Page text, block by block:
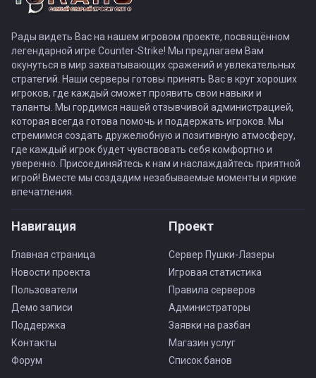
Рады видеть Вас на нашем игровом проекте, посвящённом
легендарной игре Counter-Strike! Мы предлагаем Вам
окунуться в мир захватывающих сражений и увлекательных
стратегий. Наши серверы готовы принять Вас в круг хороших
игроков, где каждый сможет проявить свои навыки и
таланты. Мы гордимся нашей отзывчивой администрацией,
которая всегда готова помочь и поддержать игроков. Мы
стремимся создать дружелюбную и позитивную атмосферу,
где каждый игрок будет чувствовать себя комфортно и
уверенно. Присоединяйтесь к нам и наслаждайтесь приятной
игрой! Вместе мы создадим незабываемые моменты и яркие
впечатления.
Навигация
Главная страница
Новости проекта
Пользователи
Демо записи
Поддержка
Контакты
Форум
Проект
Сервер Пушки-Лазеры
Игровая статистика
Правила серверов
Администраторы
Заявки на разбан
Магазин услуг
Список банов